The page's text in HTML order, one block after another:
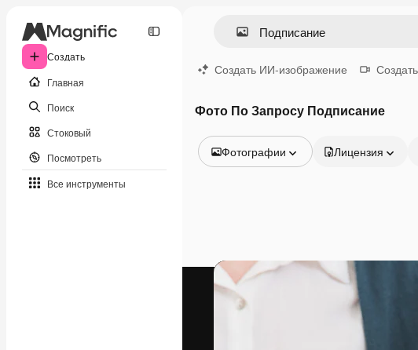
Создать
Главная
Поиск
Стоковый
Посмотреть
Все инструменты
Создать ИИ-изображение
Фото По Запросу Подписание
Фотографии
Видео
Видеоролик
Моушн-дизайн
Видеошаблоны
Лицензия